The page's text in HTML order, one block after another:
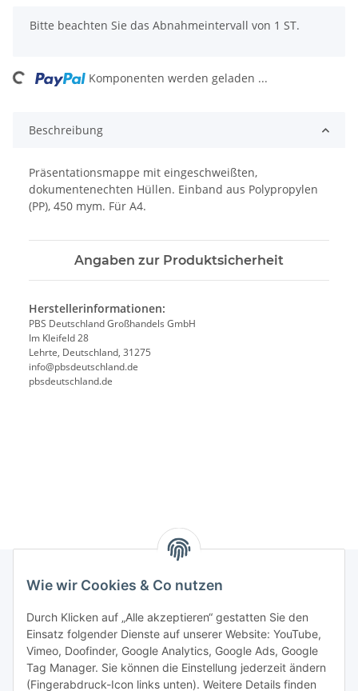
Wie wir Cookies & Co nutzen
Durch Klicken auf „Alle akzeptieren“ gestatten Sie den
Einsatz folgender Dienste auf unserer Website: YouTube,
Vimeo, Doofinder, Google Analytics, Google Ads, Google
Tag Manager. Sie können die Einstellung jederzeit ändern
(Fingerabdruck-Icon links unten). Weitere Details finden
x
Bitte beachten Sie das Abnahmeintervall von 1 ST.
Komponenten werden geladen ...
Beschreibung
Präsentationsmappe mit eingeschweißten,
dokumentenechten Hüllen. Einband aus Polypropylen
(PP), 450 mym. Für A4.
Angaben zur Produktsicherheit
Herstellerinformationen:
PBS Deutschland Großhandels GmbH
Im Kleifeld 28
Lehrte, Deutschland, 31275
info@pbsdeutschland.de
pbsdeutschland.de
Rechtliches
Allgemeines